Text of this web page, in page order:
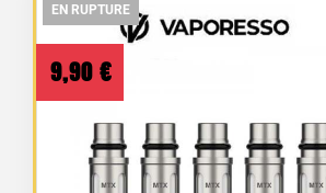
EN RUPTURE
EN RUPTURE
9,90 €
EN RUPTURE